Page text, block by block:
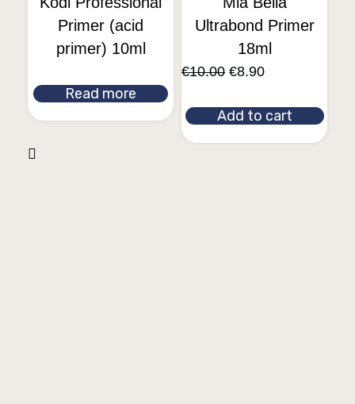
Primer (acid
primer) 10ml
Read more
Ultrabond Primer
18ml
€10.00 €8.90
Add to cart